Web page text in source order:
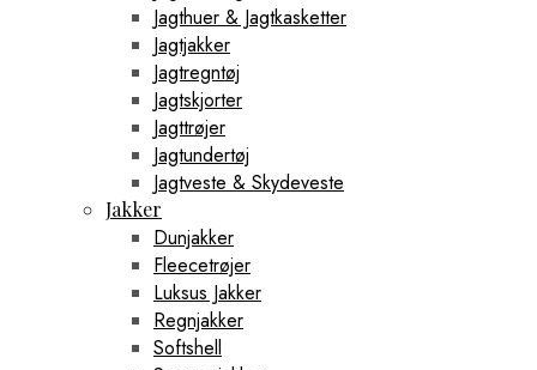
Jagthuer & Jagtkasketter
Jagtjakker
Jagtregntøj
Jagtskjorter
Jagttrøjer
Jagtundertøj
Jagtveste & Skydeveste
Jakker
Dunjakker
Fleecetrøjer
Luksus Jakker
Regnjakker
Softshell